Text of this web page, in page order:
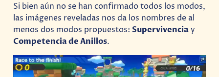
Si bien aún no se han confirmado todos los modos,
las imágenes reveladas nos da los nombres de al
menos dos modos propuestos:Supervivenciay
Competencia de Anillos.